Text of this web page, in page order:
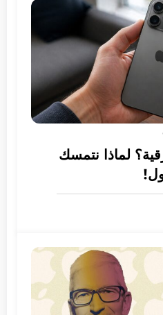
لماذا نتمسك